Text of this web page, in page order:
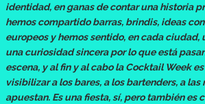
identidad, en ganas de contar una historia
hemos compartido barras, brindis, ideas
europeos y hemos sentido, en cada ciudad,
una curiosidad sincera por lo que está
escena, y al fin y al cabo la Cocktail Week
visibilizar a los bares, a los bartenders, a las
apuestan. Es una fiesta, sí, pero también es